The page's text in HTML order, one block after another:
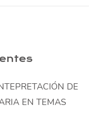
DE
EN TEMAS